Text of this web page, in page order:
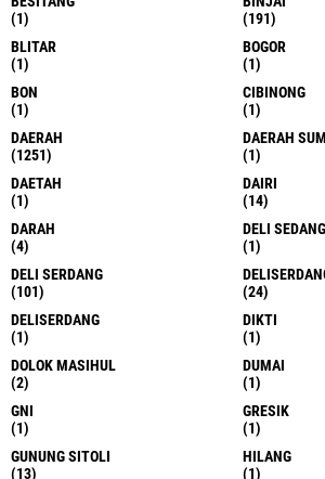
JELAJAHI
ACEH
(10)
ACEH SINGKIL
(1)
ACEH TAMIANG
(6)
ACEH TIMUR
(1)
AEK KANOPAN
(9)
ALFAMIDI
(1)
ARTIKEL
(3)
ASAHAN
(36)
BAHOROK
(1)
BALI
(1)
BALIGE
(9)
BALIKPAPAN
(2)
BANDA ACEH
(1)
BANDUNG
(2)